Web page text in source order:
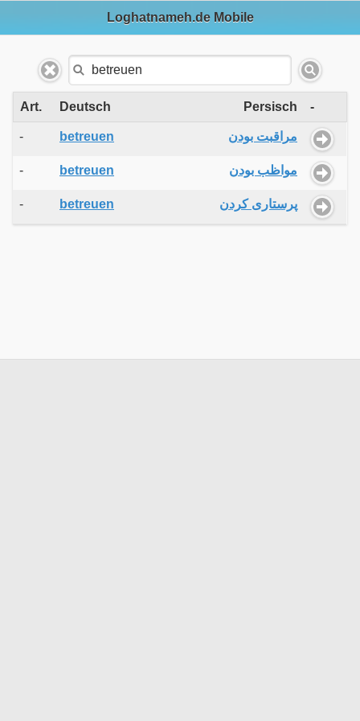
Loghatnameh.de Mobile
Art. Deutsch Persisch -
- betreuen مراقبت بودن
- betreuen مواظب بودن
- betreuen پرستاری کردن